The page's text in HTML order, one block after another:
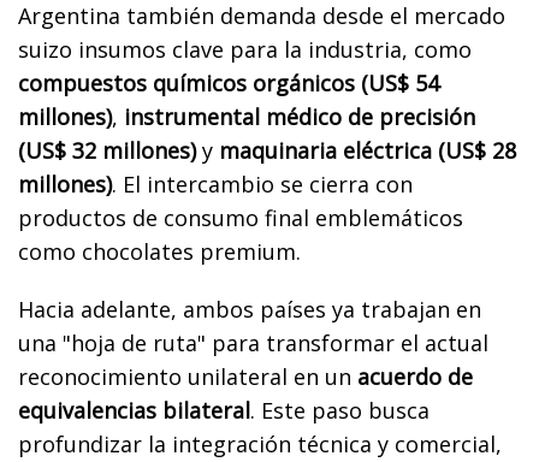
Argentina también demanda desde el mercado
suizo insumos clave para la industria, como
compuestos químicos orgánicos (US$ 54
millones), instrumental médico de precisión
(US$ 32 millones)y maquinaria eléctrica (US$ 28
millones). El intercambio se cierra con
productos de consumo final emblemáticos
como chocolates premium.
Hacia adelante, ambos países ya trabajan en
una "hoja de ruta" para transformar el actual
reconocimiento unilateral en un acuerdo de
equivalencias bilateral. Este paso busca
profundizar la integración técnica y comercial,